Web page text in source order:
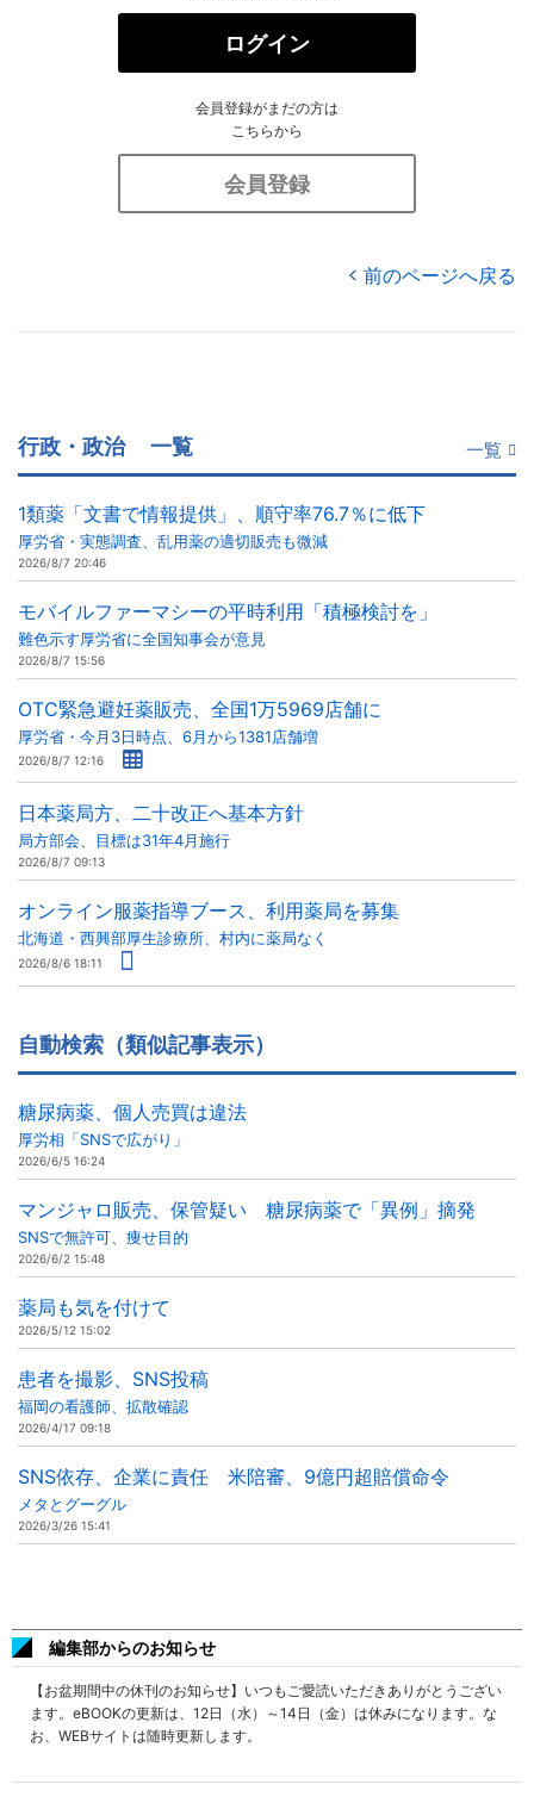
ログイン
会員登録がまだの方は
こちらから
会員登録
前のページへ戻る
行政・政治 一覧 一覧
1類薬「文書で情報提供」、順守率76.7％に低下
厚労省・実態調査、乱用薬の適切販売も微減
2026/8/7 20:46
モバイルファーマシーの平時利用「積極検討を」
難色示す厚労省に全国知事会が意見
2026/8/7 15:56
OTC緊急避妊薬販売、全国1万5969店舗に
厚労省・今月3日時点、6月から1381店舗増
2026/8/7 12:16
日本薬局方、二十改正へ基本方針
局方部会、目標は31年4月施行
2026/8/7 09:13
オンライン服薬指導ブース、利用薬局を募集
北海道・西興部厚生診療所、村内に薬局なく
2026/8/6 18:11
自動検索（類似記事表示）
糖尿病薬、個人売買は違法
厚労相「SNSで広がり」
2026/6/5 16:24
マンジャロ販売、保管疑い 糖尿病薬で「異例」摘発
SNSで無許可、痩せ目的
2026/6/2 15:48
薬局も気を付けて
2026/5/12 15:02
患者を撮影、SNS投稿
福岡の看護師、拡散確認
2026/4/17 09:18
SNS依存、企業に責任 米陪審、9億円超賠償命令
メタとグーグル
2026/3/26 15:41
編集部からのお知らせ
【お盆期間中の休刊のお知らせ】いつもご愛読いただきありがとうござい
ます。eBOOKの更新は、12日（水）～14日（金）は休みになります。な
お、WEBサイトは随時更新します。